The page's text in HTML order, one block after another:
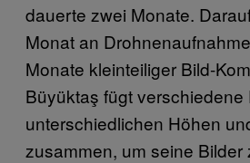
dauerte zwei Monate.
Monat an
Monate kleinteiliger Bild-
Büyüktaş fügt verschiedene
unterschiedlichen Höhen
zusammen, um seine Bilder